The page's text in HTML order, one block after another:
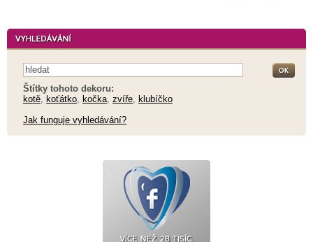
Štítky tohoto dekoru:
kotě koťátko kočka zvíře klubíčko
Jak funguje vyhledávání?